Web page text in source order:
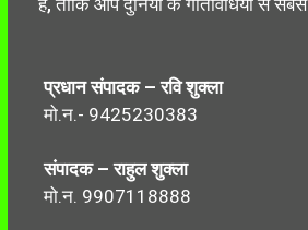
है, ताकि आप दुनिया के गतिविधियों से
प्रधान संपादक – रवि शुक्ला
मो.न.- 9425230383
संपादक – राहुल शुक्ला
मो.न. 9907118888